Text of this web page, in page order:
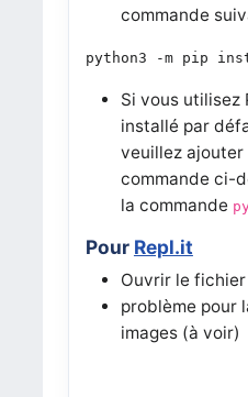
commande
python3 -m pip
Si vous utilisez
installé par
veuillez ajouter
commande ci-
la commande
Pour Repl.it
Ouvrir le
problème pour
images (à voir)